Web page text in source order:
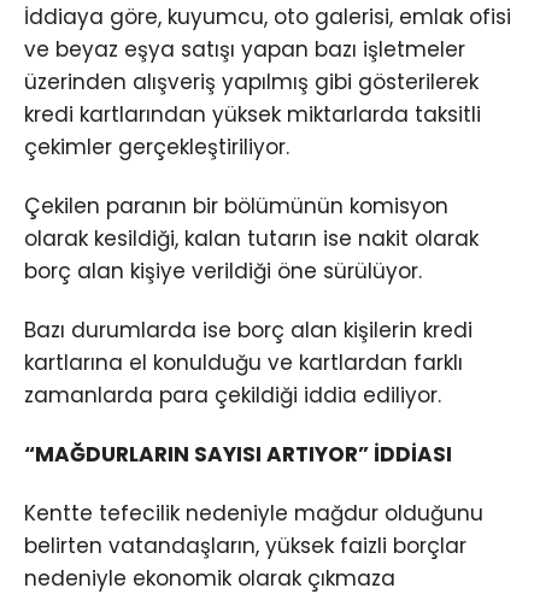
İddiaya göre, kuyumcu, oto galerisi, emlak ofisi
ve beyaz eşya satışı yapan bazı işletmeler
üzerinden alışveriş yapılmış gibi gösterilerek
kredi kartlarından yüksek miktarlarda taksitli
çekimler gerçekleştiriliyor.
Çekilen paranın bir bölümünün komisyon
olarak kesildiği, kalan tutarın ise nakit olarak
borç alan kişiye verildiği öne sürülüyor.
Bazı durumlarda ise borç alan kişilerin kredi
kartlarına el konulduğu ve kartlardan farklı
zamanlarda para çekildiği iddia ediliyor.
“MAĞDURLARIN SAYISI ARTIYOR” İDDİASI
Kentte tefecilik nedeniyle mağdur olduğunu
belirten vatandaşların, yüksek faizli borçlar
nedeniyle ekonomik olarak çıkmaza